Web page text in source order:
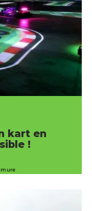
kart en
!